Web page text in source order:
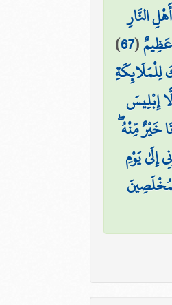
النَّارِ
(
67
)
لِلْمَلَائِكَةِ
إِبْلِيسَ
خَيْرٌ مِّنْهُ
إِلَىٰ يَوْمِ